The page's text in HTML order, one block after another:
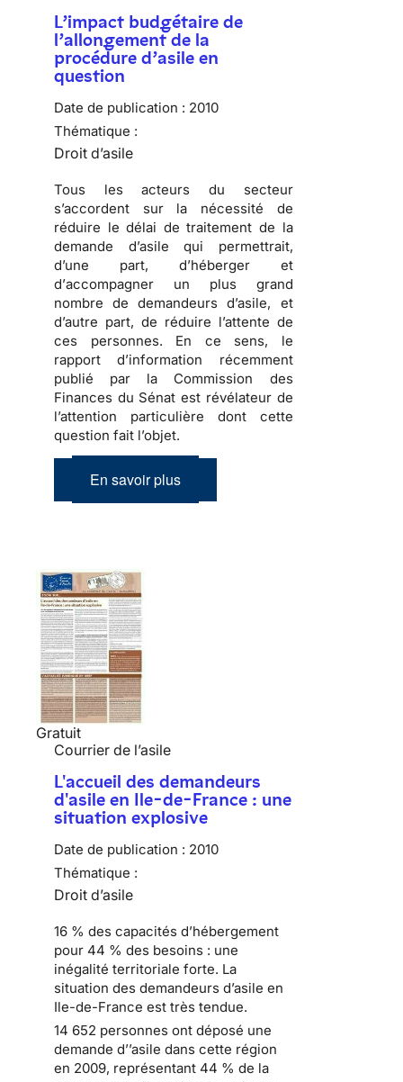
L’impact budgétaire de
l’allongement de la
procédure d’asile en
question
Date de publication : 2010
Thématique :
Droit d’asile
Tous les acteurs du secteur
s’accordent sur la nécessité de
réduire le délai de traitement de la
demande d’asilequi permettrait,
d’une part, d’hébergeret
d’accompagner un plus grand
nombre dedemandeurs d’asile, et
d’autre part, de réduire l’attente de
ces personnes. En ce sens, le
rapport d’information récemment
publié par la Commission des
Finances du Sénat est révélateur de
l’attention particulière dont cette
question fait l’objet.
En savoir plus
Gratuit
Courrier de l’asile
L'accueil des demandeurs
d'asile en Ile-de-France : une
situation explosive
Date de publication : 2010
Thématique :
Droit d’asile
16 % des capacités d’hébergement
pour 44 % des besoins : une
inégalité territoriale forte. La
situation des demandeurs d’asile en
Ile-de-France est très tendue.
14 652 personnes ont déposé une
demande d’’asile dans cette région
en 2009, représentant 44 % de la